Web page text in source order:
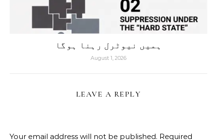
ہمیں نیوٹرل رہنا ہوگا
August 1, 2026
LEAVE A REPLY
Your email address will not be published. Required